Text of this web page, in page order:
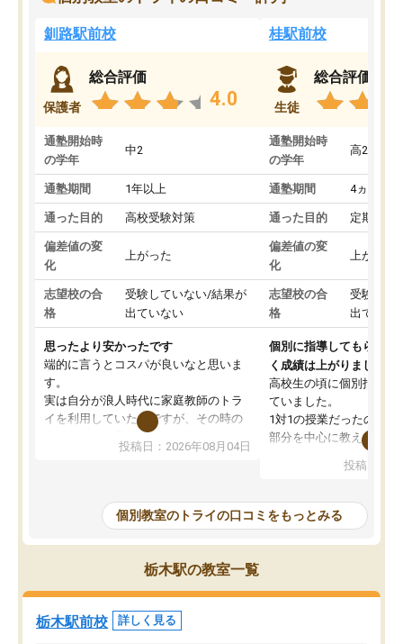
釧路駅前校
保護者
総合評価
4.0
通塾開始時
の学年
中2
通塾期間 1年以上
通った目的 高校受験対策
偏差値の変
化
上がった
志望校の合
格
受験していない/結果が
出ていない
思ったより安かったです
端的に言うとコスパが良いなと思いま
す。
実は自分が浪人時代に家庭教師のトラ
イを利用していたのですが、その時の
月謝がとても高くトライに良いイメー
ジがありませんでした。
し始めた形です。
しかし、以前とは違い料金がリーズナ
ブルでびっくりしました。
通って1年以上ですが、勉強への取り組
み方が真っすぐに変化（率先して自宅
で復習や予習をする）し成績も向上し
ています。
駅前なので送り迎えが少々負担になっ
投稿日：2026年08月04日
桂駅前校
生徒
総合評価
通塾開始時
の学年
高2
通塾期間 4ヵ月～1
通った目的 定期テス
偏差値の変
化
上がった
志望校の合
格
受験して
出ていな
個別に指導してもらえる
く成績は上がりました。
高校生の頃に個別指導の
ていました。
1対1の授業だったので、
部分を中心に教えてもら
わからないところもそ
もらえたので、勉強への
しずつなくなりました。
その結果成績も上がり、
たのを覚えています。
投稿日：
個別教室のトライの口コミをもっとみる
栃木駅の教室一覧
栃木駅前校 詳しく見る